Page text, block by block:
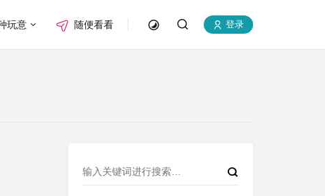
玩意 随便看看 登录